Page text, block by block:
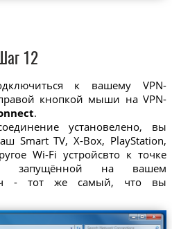
12
к вашему VPN-
кнопкой мыши на VPN-
.
установелено, вы
Smart TV, X-Box, PlayStation,
Wi-Fi устройсвто к точке
запущённой на вашем
- тот же самый, что вы